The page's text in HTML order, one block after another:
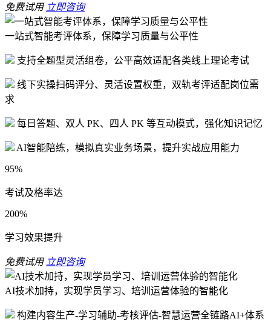
免费试用 立即咨询
一站式智能考评体系，保障学习质量与公平性
支持全题型灵活组卷，公平高效适配各类线上理论考试
线下实操扫码评分、灵活设置权重，双轨考评适配岗位需
求
每日答题、双人 PK、四人 PK 等互动模式，强化知识记忆
AI智能陪练，模拟真实业务场景，提升实战应用能力
95%
考试及格率达
200%
学习效果提升
免费试用 立即咨询
AI技术加持，实现学员学习、培训运营体验的智能化
构建内容生产-学习辅助-考核评估-智慧运营全链路AI+体系